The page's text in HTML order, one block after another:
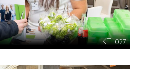
KT_027